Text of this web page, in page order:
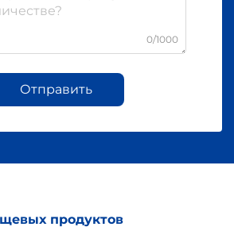
0/1000
Отправить
продуктов